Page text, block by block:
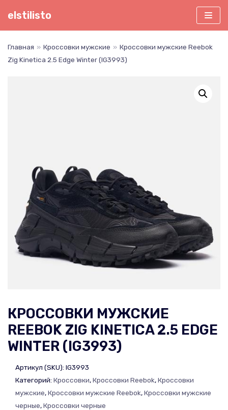
Перейти
elstilisto
Главная » Кроссовки мужские » Кроссовки мужские Reebok
Zig Kinetica 2.5 Edge Winter (IG3993)
КРОССОВКИ МУЖСКИЕ
REEBOK ZIG KINETICA 2.5 EDGE
WINTER (IG3993)
Артикул (SKU): IG3993
Категорий: Кроссовки,Кроссовки Reebok,Кроссовки
мужские,Кроссовки мужские Reebok,Кроссовки мужские
черные,Кроссовки черные